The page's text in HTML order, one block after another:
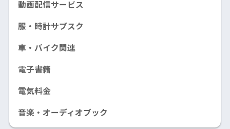
動画配信サービス
服・時計サブスク
車・バイク関連
電子書籍
電気料金
音楽・オーディオブック